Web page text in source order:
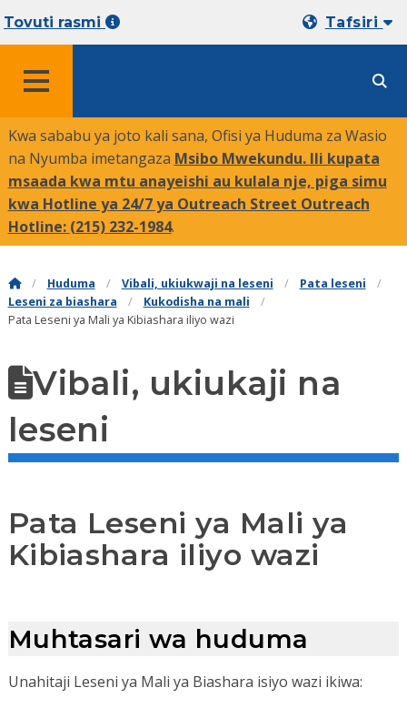
Tovuti rasmi Tafsiri
Kwa sababu ya joto kali sana, Ofisi ya Huduma za Wasio
na Nyumba imetangaza Msibo Mwekundu. Ili kupata
msaada kwa mtu anayeishi au kulala nje, piga simu
kwa Hotline ya 24/7 ya Outreach Street Outreach
Hotline: (215) 232-1984.
Huduma Vibali, ukiukwaji na leseni
Pata leseni
Leseni za biashara
Kukodisha na mali
Pata Leseni ya Mali ya Kibiashara iliyo wazi
Vibali, ukiukaji na
leseni
Pata Leseni ya Mali ya
Kibiashara iliyo wazi
Muhtasari wa huduma
Unahitaji Leseni ya Mali ya Biashara isiyo wazi ikiwa: